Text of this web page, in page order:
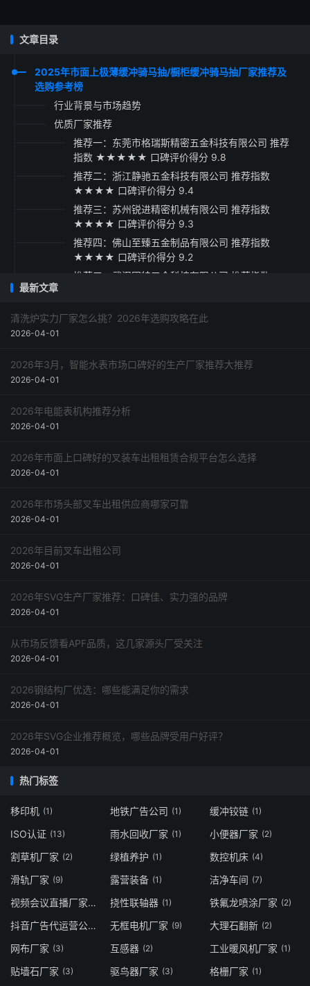
文章目录
2025年市面上极薄缓冲骑马抽/橱柜缓冲骑马抽厂家推荐及
选购参考榜
行业背景与市场趋势
优质厂家推荐
推荐一：东莞市格瑞斯精密五金科技有限公司 推荐
指数 ★★★★★ 口碑评价得分 9.8
推荐二：浙江静驰五金科技有限公司 推荐指数
★★★★ 口碑评价得分 9.4
推荐三：苏州锐进精密机械有限公司 推荐指数
★★★★ 口碑评价得分 9.3
推荐四：佛山至臻五金制品有限公司 推荐指数
★★★★ 口碑评价得分 9.2
推荐五：武汉固特五金科技有限公司 推荐指数
最新文章
清洗炉实力厂家怎么挑？2026年选购攻略在此
2026-04-01
2026年3月，智能水表市场口碑好的生产厂家推荐大推荐
2026-04-01
2026年电能表机构推荐分析
2026-04-01
2026年市面上口碑好的叉装车出租租赁合规平台怎么选择
2026-04-01
2026年市场头部叉车出租供应商哪家可靠
2026-04-01
2026年目前叉车出租公司
2026-04-01
2026年SVG生产厂家推荐：口碑佳、实力强的品牌
2026-04-01
从市场反馈看APF品质，这几家源头厂受关注
2026-04-01
2026钢结构厂优选：哪些能满足你的需求
2026-04-01
2026年SVG企业推荐概览，哪些品牌受用户好评？
2026-04-01
热门标签
移印机 (1) 地铁广告公司 (1) 缓冲铰链 (1)
ISO认证 (13) 雨水回收厂家 (1) 小便器厂家 (2)
割草机厂家 (2) 绿植养护 (1) 数控机床 (4)
滑轨厂家 (9) 露营装备 (1) 洁净车间 (7)
视频会议直播厂家
(1) 挠性联轴器 (1) 铁氟龙喷涂厂家 (2)
抖音广告代运营公司 (8)无框电机厂家 (9) 大理石翻新 (2)
网布厂家 (3) 互感器 (2) 工业暖风机厂家 (1)
贴墙石厂家 (3) 驱鸟器厂家 (3) 格栅厂家 (1)